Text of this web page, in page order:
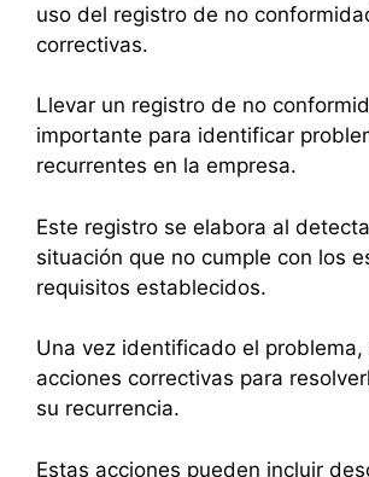
uso del registro de no
correctivas.
Llevar un registro de no
importante para identificar
recurrentes en la empresa.
Este registro se elabora al
situación que no cumple con los
requisitos establecidos.
Una vez identificado el problema,
acciones correctivas para
su recurrencia.
Estas acciones pueden incluir